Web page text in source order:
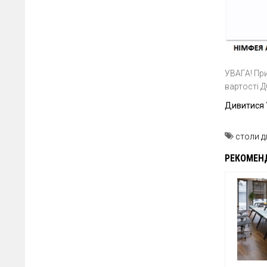
УВАГА! При
вартості
Дивитися
столи